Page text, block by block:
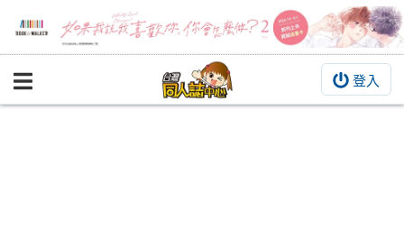
登入
BOOKY書集倉庫